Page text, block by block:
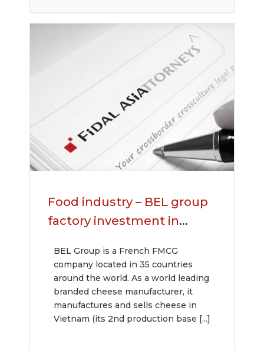
Food industry – BEL group
factory investment in
BEL Group is a French FMCG
company located in 35 countries
around the world. As a world leading
branded cheese manufacturer, it
manufactures and sells cheese in
Vietnam (its 2nd production base [...]